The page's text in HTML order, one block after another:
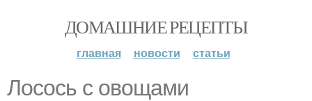
ДОМАШНИЕ РЕЦЕПТЫ
главная новости статьи
Лосось с овощами